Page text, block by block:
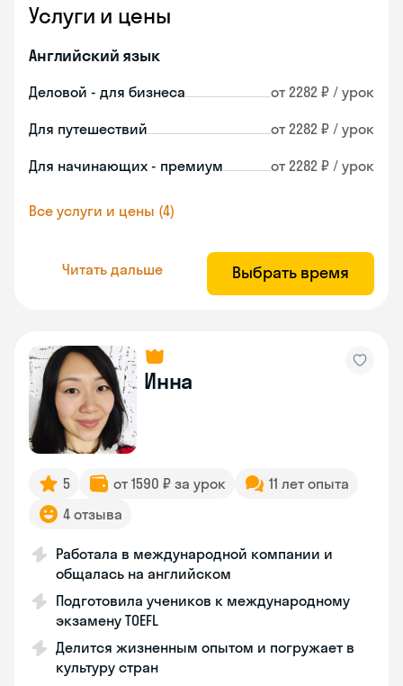
Услуги и цены
Английский язык
Деловой - для бизнеса от 2282 ₽ / урок
Для путешествий от 2282 ₽ / урок
Для начинающих - премиум от 2282 ₽ / урок
Все услуги и цены (4)
Читать дальше Выбрать время
Инна
5 от 1590 ₽ за урок
11 лет опыта
4 отзыва
Работала в международной компании и
общалась на английском
Подготовила учеников к международному
экзамену TOEFL
Делится жизненным опытом и погружает в
культуру стран